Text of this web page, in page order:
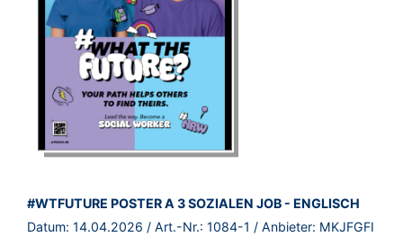
BROSCHÜRE:
#WTFUTURE POSTER A 3 SOZIALEN JOB - ENGLISCH
Datum: 14.04.2026 / Art.-Nr.: 1084-1 / Anbieter: MKJFGFI